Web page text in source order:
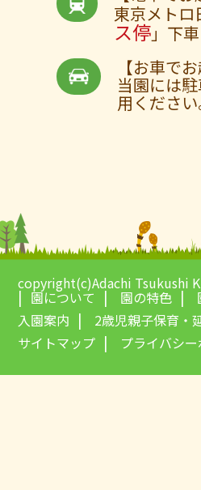
東京メトロ
ス停」下
【お車で
当園には
用ください
copyright(c)Adachi Tsukushi
園について 園の特色
入園案内
2歳児親子保育・
サイトマップ
プライバシ